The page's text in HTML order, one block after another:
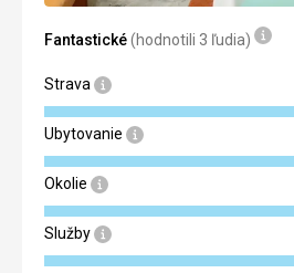
Táto recenzia bola preložená
Google Translate
Fantastické(hodnotili 3 ľudia)
Strava
Ubytovanie
Okolie
Služby